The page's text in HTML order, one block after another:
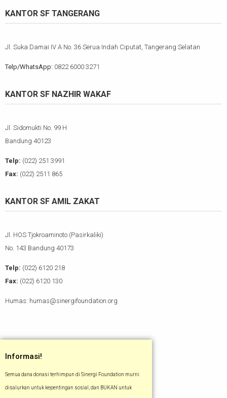
KANTOR SF TANGERANG
Jl. Suka Damai IV A No. 36 Serua Indah Ciputat, Tangerang Selatan
Telp/WhatsApp: 0822 6000 3271
KANTOR SF NAZHIR WAKAF
Jl. Sidomukti No. 99 H
Bandung 40123
Telp: (022) 251 3991
Fax: (022) 2511 865
KANTOR SF AMIL ZAKAT
Jl. HOS Tjokroaminoto (Pasirkaliki)
No. 143 Bandung 40173
Telp: (022) 6120 218
Fax: (022) 6120 130
Humas: humas@sinergifoundation.org
Informasi!
Semua dana donasi terhimpun di Sinergi Foundation murni
disalurkan untuk kepentingan sosial, dan BUKAN untuk